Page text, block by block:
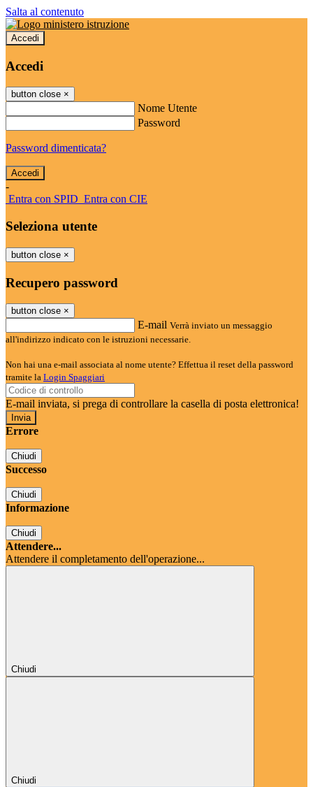
Salta al contenuto
Accedi
Accedi
button close ×
Nome Utente
Password
Password dimenticata?
-
Entra con SPID Entra con CIE
Seleziona utente
button close ×
Recupero password
button close ×
E-mail Verrà inviato un messaggio
all'indirizzo indicato con le istruzioni necessarie.
Non hai una e-mail associata al nome utente? Effettua il reset della password
tramite la Login Spaggiari
E-mail inviata, si prega di controllare la casella di posta elettronica!
Errore
Chiudi
Successo
Chiudi
Informazione
Chiudi
Attendere...
Attendere il completamento dell'operazione...
Chiudi
Chiudi